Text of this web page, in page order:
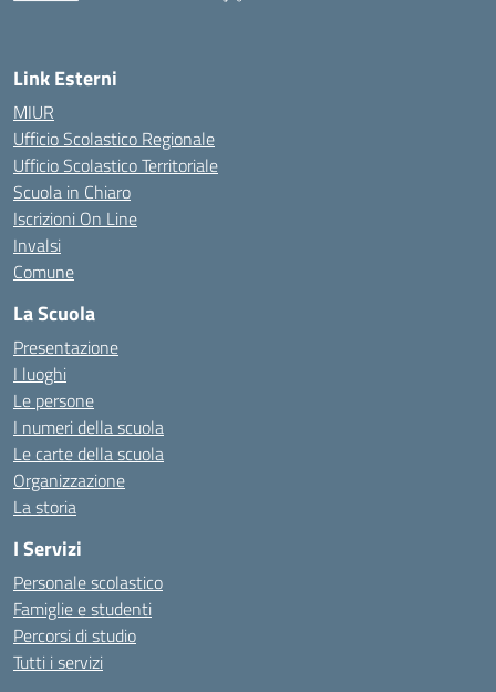
Link Esterni
MIUR
Ufficio Scolastico Regionale
Ufficio Scolastico Territoriale
Scuola in Chiaro
Iscrizioni On Line
Invalsi
Comune
La Scuola
Presentazione
I luoghi
Le persone
I numeri della scuola
Le carte della scuola
Organizzazione
La storia
I Servizi
Personale scolastico
Famiglie e studenti
Percorsi di studio
Tutti i servizi